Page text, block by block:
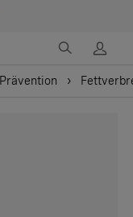
Prävention